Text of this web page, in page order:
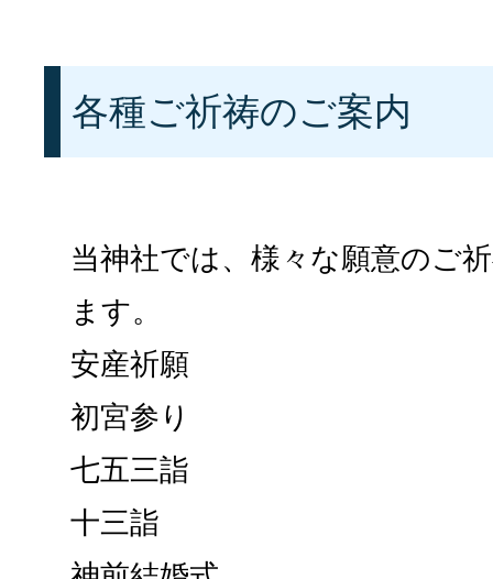
各種ご祈祷のご案内
当神社では、様々な願意のご
ます。
安産祈願
初宮参り
七五三詣
十三詣